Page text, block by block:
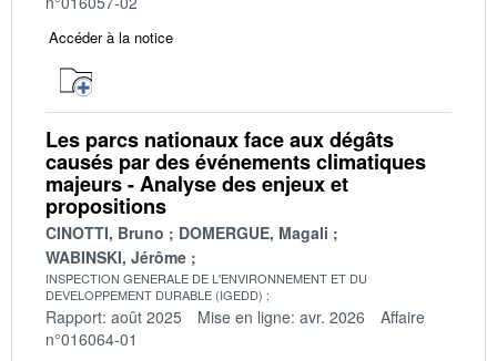
Accéder à la notice
Les parcs nationaux face aux dégâts
causés par des événements climatiques
majeurs - Analyse des enjeux et
propositions
CINOTTI, Bruno
DOMERGUE, Magali
WABINSKI, Jérôme
INSPECTION GENERALE DE L'ENVIRONNEMENT ET DU
DEVELOPPEMENT DURABLE (IGEDD)
Rapport: août 2025 Mise en ligne: avr. 2026
Affaire
n°016064-01